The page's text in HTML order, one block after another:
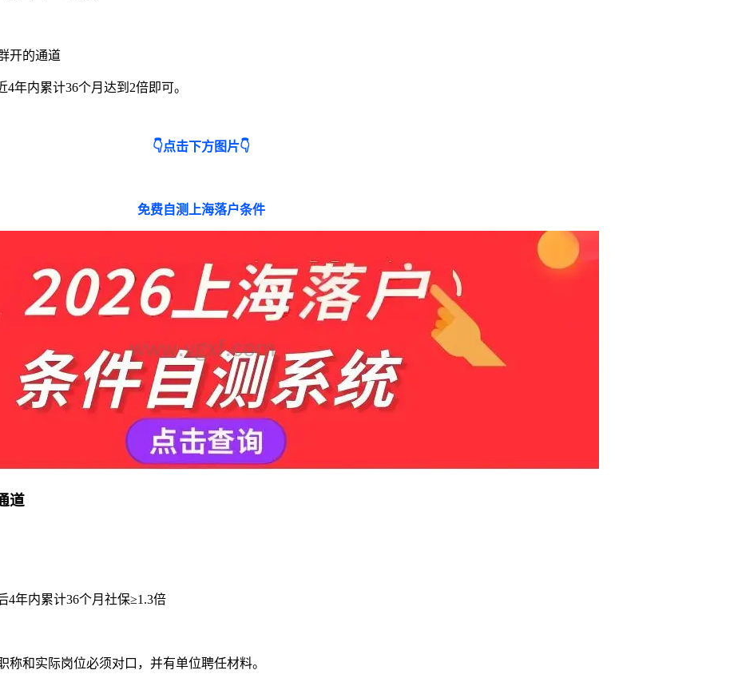
开的通道
年内累计36个月达到2倍即可。
👇点击下方图片👇
免费自测上海落户条件
道
4年内累计36个月社保≥1.3倍
和实际岗位必须对口，并有单位聘任材料。